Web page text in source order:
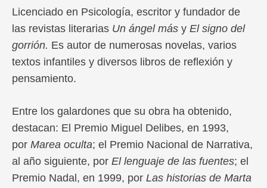
Licenciado en Psicología, escritor y fundador de
las revistas literarias Un ángel más y El signo del
gorrión. Es autor de numerosas novelas, varios
textos infantiles y diversos libros de reflexión y
pensamiento.
Entre los galardones que su obra ha obtenido,
destacan: El Premio Miguel Delibes, en 1993,
por Marea oculta; el Premio Nacional de Narrativa,
al año siguiente, por El lenguaje de las fuentes; el
Premio Nadal, en 1999, por Las historias de Marta